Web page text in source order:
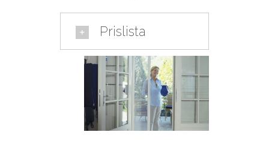
Prislista